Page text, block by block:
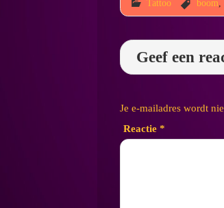
Tattoo boom
Geef een
Je e-mailadres wordt
Reactie *